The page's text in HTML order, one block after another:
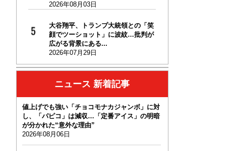
2026年08月03日
大谷翔平、トランプ大統領との「笑
顔でツーショット」に波紋…批判が
広がる背景にある...
2026年07月29日
ニュース 新着記事
値上げでも強い「チョコモナカジャンボ」に対
し、「パピコ」は減収…「定番アイス」の明暗
が分かれた“意外な理由”
2026年08月06日